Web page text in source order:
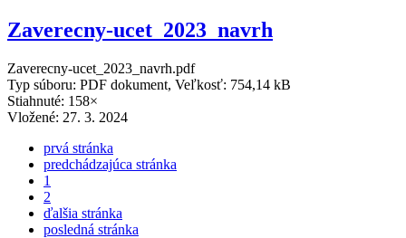
Zaverecny-ucet_2023_navrh
Zaverecny-ucet_2023_navrh.pdf
Typ súboru: PDF dokument, Veľkosť: 754,14 kB
Stiahnuté: 158×
Vložené: 27. 3. 2024
prvá stránka
predchádzajúca stránka
1
2
ďalšia stránka
posledná stránka